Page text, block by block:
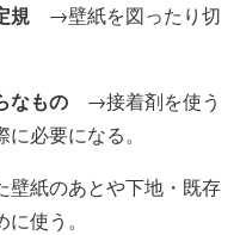
規 →壁紙を図ったり切
なもの →接着剤を使う
必要になる。
紙のあとや下地・既存
使う。